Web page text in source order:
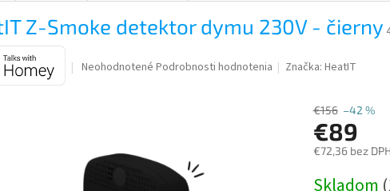
Z-Smoke detektor dymu 230V - čierny
Priemerné
hviezdičiek.
Neohodnotené Podrobnosti hodnotenia Značka:HeatIT
€156 –42 %
€89
€72,36 bez DPH
Skladom